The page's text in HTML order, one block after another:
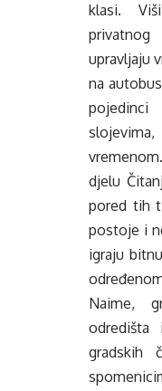
klasi.
upravljaju
na
djelu
pored tih
postoje i
igraju
Naime,
gradskih